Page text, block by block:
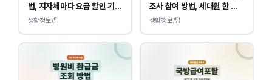
법, 지자체마다 요금 할인 기준
이 다릅니다.
생활정보/팁
조사 참여 방법, 세대원 한 명
만 하면 됩니다.
생활정보/팁